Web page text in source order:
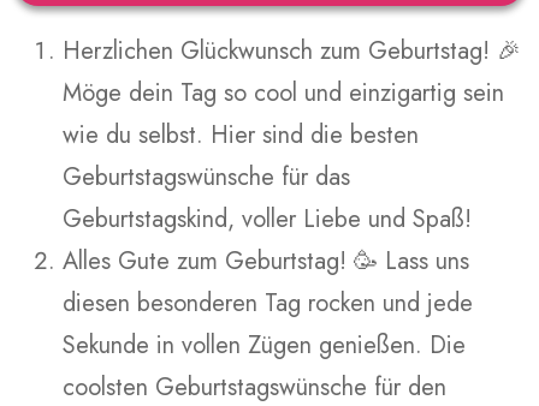
Herzlichen Glückwunsch zum Geburtstag! 🎉
Möge dein Tag so cool und einzigartig sein
wie du selbst. Hier sind die besten
Geburtstagswünsche für das
Geburtstagskind, voller Liebe und Spaß!
Alles Gute zum Geburtstag! 🥳 Lass uns
diesen besonderen Tag rocken und jede
Sekunde in vollen Zügen genießen. Die
coolsten Geburtstagswünsche für den